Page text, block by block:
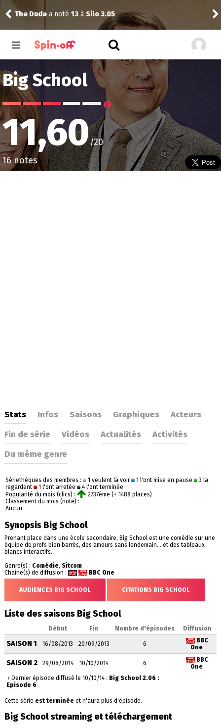
Vic24a noté 13àThe Best Immigrant 1.03
Big School
11,60/20
16 notes
Stats Infos Saisons Graphiques
Acteurs
Fin de série
Vidéos Actualités
Activités
Du même genre
Sériethèques des membres : 1 veulent la voir 1 l'ont mise en pause
3 la
regardent
1 l'ont arretée
4 l'ont terminée
Popularité du mois (clics) :
2737ème (+ 1488 places)
Classement du mois (note) :
Aucun
Synopsis Big School
Prenant place dans une école secondaire, Big School est une comédie sur une
équipe de profs bien barrés, des amours sans lendemain... et des tableaux
blancs interactifs.
Genre(s) : Comédie, Sitcom
Chaine(s) de diffusion :
BBC One
AUDIENCES BIG SCHOOL CITATIONS BIG SCHOOL
Liste des saisons Big School
Début Fin Nombre d'épisodes Diffusion
SAISON 1 16/08/2013 20/09/2013 6
BBC
One
SAISON 2 29/08/2014 10/10/2014 6
BBC
One
› Dernier épisode diffusé le 10/10/14 : Big School 2.06 :
Episode 6
Cette série est terminéeet n'aura plus d'épisode.
Big School streaming et téléchargement